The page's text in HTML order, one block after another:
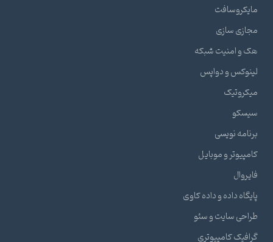
مایکروسافت
مجازی سازی
هک و امنیت شبکه
لینوکس و دواپس
میکروتیک
سیسکو
برنامه نویسی
کامپیوتر و موبایل
فایروال
پایگاه داده و داده کاوی
طراحی سایت و سئو
گرافیک کامپیوتری